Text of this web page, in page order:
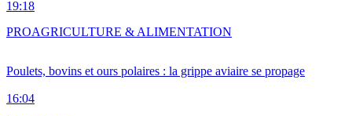
19:18
Poulets, bovins et ours polaires : la grippe aviaire se propage
16:04
PROAGRICULTURE & ALIMENTATION